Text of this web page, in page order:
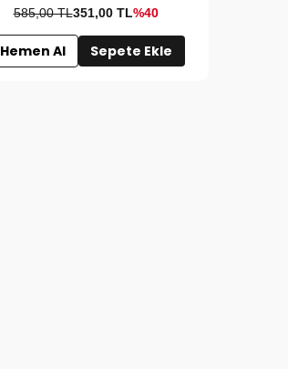
585,00 TL351,00TL%40
Hemen Al Sepete Ekle